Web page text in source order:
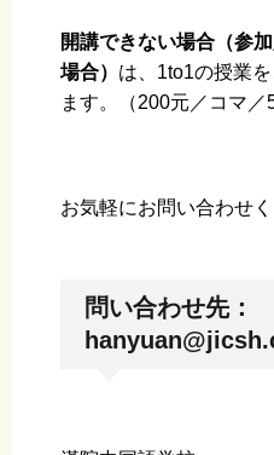
開講できない場合（参
場合） は、1to1の授業
ます。（200元／コマ／
お気軽にお問い合わせく
問い合わせ先：